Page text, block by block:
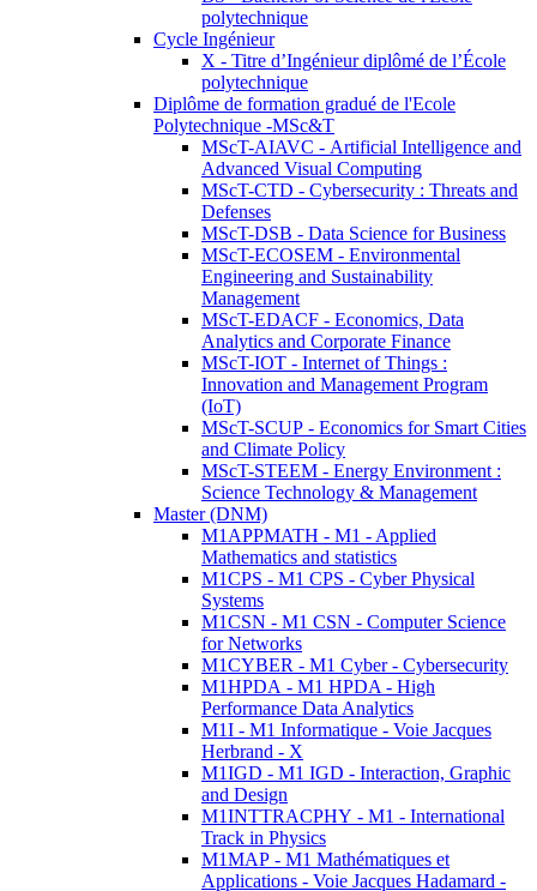
polytechnique
Cycle Ingénieur
X - Titre d’Ingénieur diplômé de l’École
polytechnique
Diplôme de formation gradué de l'Ecole
Polytechnique -MSc&T
MScT-AIAVC - Artificial Intelligence and
Advanced Visual Computing
MScT-CTD - Cybersecurity : Threats and
Defenses
MScT-DSB - Data Science for Business
MScT-ECOSEM - Environmental
Engineering and Sustainability
Management
MScT-EDACF - Economics, Data
Analytics and Corporate Finance
MScT-IOT - Internet of Things :
Innovation and Management Program
(IoT)
MScT-SCUP - Economics for Smart Cities
and Climate Policy
MScT-STEEM - Energy Environment :
Science Technology & Management
Master (DNM)
M1APPMATH - M1 - Applied
Mathematics and statistics
M1CPS - M1 CPS - Cyber Physical
Systems
M1CSN - M1 CSN - Computer Science
for Networks
M1CYBER - M1 Cyber - Cybersecurity
M1HPDA - M1 HPDA - High
Performance Data Analytics
M1I - M1 Informatique - Voie Jacques
Herbrand - X
M1IGD - M1 IGD - Interaction, Graphic
and Design
M1INTTRACPHY - M1 - International
Track in Physics
M1MAP - M1 Mathématiques et
Applications - Voie Jacques Hadamard -